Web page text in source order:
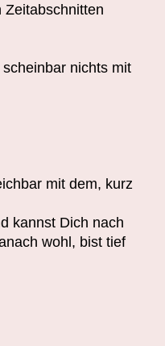
Zeitabschnitten
nichts mit
mit dem, kurz
kannst Dich nach
wohl, bist tief